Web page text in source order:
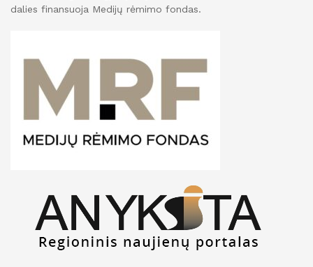
dalies finansuoja Medijų rėmimo fondas.